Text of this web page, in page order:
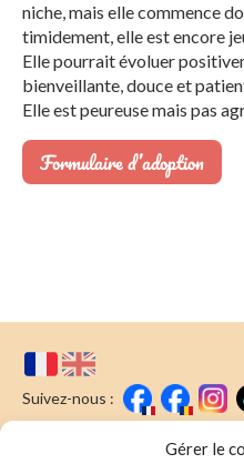
Gérer le
niche, mais elle commence
timidement, elle est encore
Elle pourrait évoluer
bienveillante, douce et
Elle est peureuse mais pas
Formulaire d’adoption
Suivez-nous :
Nous